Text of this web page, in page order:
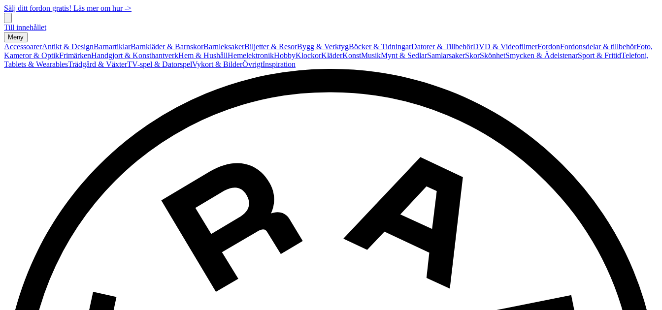
Sälj ditt fordon gratis! Läs mer om hur ->
Till innehållet
Meny
AccessoarerAntikt & DesignBarnartiklarBarnkläder & BarnskorBarnleksakerBiljetter & ResorBygg & VerktygBöcker & TidningarDatorer & TillbehörDVD & VideofilmerFordonFordonsdelar & tillbehörFoto,
Kameror & OptikFrimärkenHandgjort & KonsthantverkHem & HushållHemelektronikHobbyKlockorKläderKonstMusikMynt & SedlarSamlarsakerSkorSkönhetSmycken & ÄdelstenarSport & FritidTelefoni,
Tablets & WearablesTrädgård & VäxterTV-spel & DatorspelVykort & BilderÖvrigtInspiration